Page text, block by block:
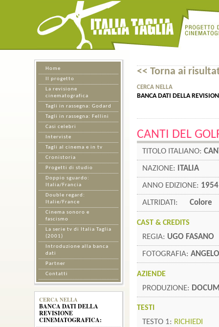
<< Torna ai
CERCA NELLA
BANCA DATI DELLA
CANTI DEL
TITOLO ITALIANO:
NAZIONE: ITALIA
ANNO EDIZIONE: 1954
ALTRIDATI: Colore
CAST & CREDITS
REGIA: UGO FASANO
FOTOGRAFIA:
AZIENDE
PRODUZIONE:
TESTI
TESTO 1: RICHIEDI
Home
Il progetto
La revisione
cinematografica
Tagli in rassegna: Godard
Tagli in rassegna: Fellini
Casi celebri
Interviste
Tagli al cinema e in tv
Cronistoria
Progetti di studio
Doppio sguardo:
Italia/Francia
Double regard:
Italie/France
Cinema sonoro e
fascismo
La serie tv di Italia Taglia
(2001)
Introduzione alla banca
dati
Partner
Contatti
CERCA NELLA
BANCA DATI DELLA
REVISIONE
CINEMATOGRAFICA: